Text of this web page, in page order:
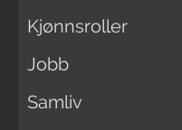
Kjønnsroller
Jobb
Samliv